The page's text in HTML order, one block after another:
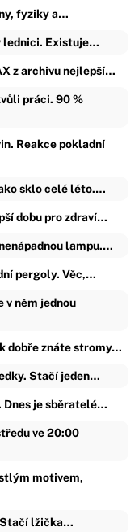
fyziky a…
lednici. Existuje…
z archivu nejlepší…
práci. 90 %
Reakce pokladní
sklo celé léto.…
dobu pro zdraví…
lampu.…
pergoly. Věc,…
v něm jednou
dobře znáte stromy…
Stačí jeden…
Dnes je sběratelé…
ve 20:00
motivem,
Stačí lžička…